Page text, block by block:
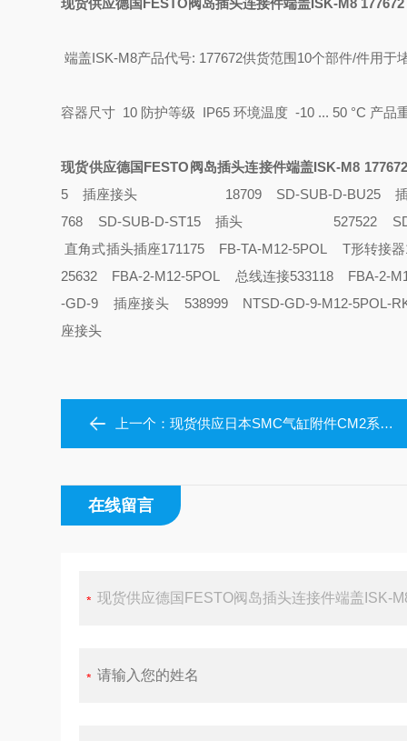
现货供应德国FESTO阀岛插头连接件端盖ISK-M8 177672
端盖ISK-M8产品代号: 177672供货范围10个部件/件用于
容器尺寸 10 防护等级 IP65环境温度 -10 ... 50 °C 产品
现货供应德国FESTO阀岛插头连接件端盖ISK-M8 177672
5 插座接头 18709 SD-SUB-D-
768 SD-SUB-D-ST15 插头 527522
直角式插头插座171175 FB-TA-M12-5POL T形转接器
25632 FBA-2-M12-5POL 总线连接533118 FBA-2-
-GD-9 插座接头 538999 NTSD-GD-9-M12-5POL-
座接头
上一个：现货供应日本SMC气缸附件CM2系列脚座组件CM-L032B
在线留言